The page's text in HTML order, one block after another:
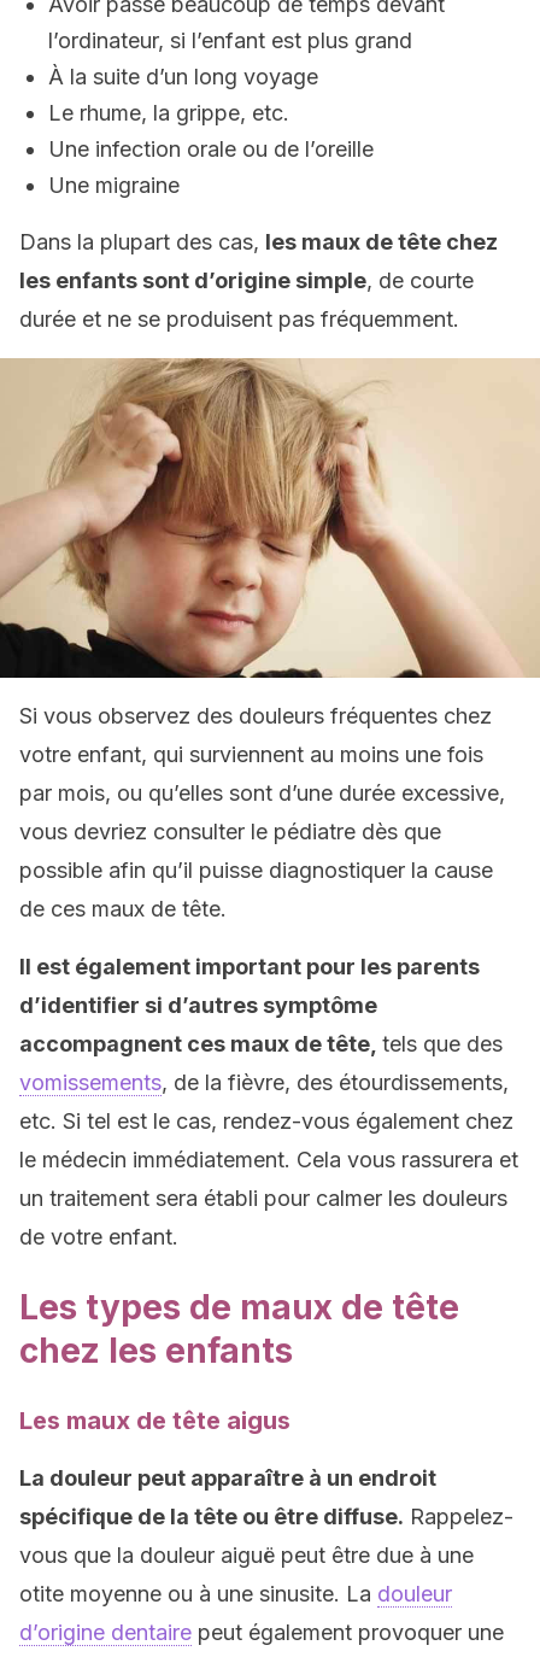
l’ordinateur, si l’enfant est plus grand
À la suite d’un long voyage
Le rhume, la grippe, etc.
Une infection orale ou de l’oreille
Une migraine
Dans la plupart des cas, les maux de tête chez
les enfants sont d’origine simple, de courte
durée et ne se produisent pas fréquemment.
Si vous observez des douleurs fréquentes chez
votre enfant, qui surviennent au moins une fois
par mois, ou qu’elles sont d’une durée excessive,
vous devriez consulter le pédiatre dès que
possible afin qu’il puisse diagnostiquer la cause
de ces maux de tête.
Il est également important pour les parents
d’identifier si d’autres symptôme
accompagnent ces maux de tête, tels que des
vomissements, de la fièvre, des étourdissements,
etc. Si tel est le cas, rendez-vous également chez
le médecin immédiatement. Cela vous rassurera et
un traitement sera établi pour calmer les douleurs
de votre enfant.
Les types de maux de tête
chez les enfants
Les maux de tête aigus
La douleur peut apparaître à un endroit
spécifique de la tête ou être diffuse. Rappelez-
vous que la douleur aiguë peut être due à une
otite moyenne ou à une sinusite. La douleur
d’origine dentaire peut également provoquer une